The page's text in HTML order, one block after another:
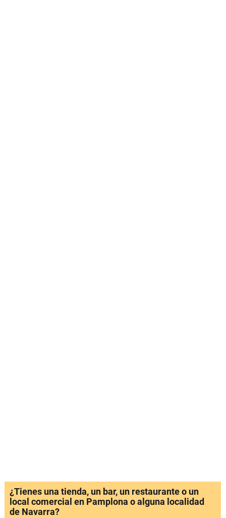
¿Tienes una tienda, un bar, un restaurante o un
local comercial en Pamplona o alguna localidad
de Navarra?